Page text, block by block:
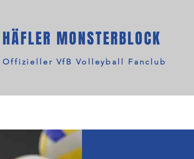
HÄFLER MONSTERBLOCK
Offizieller VfB Volleyball Fanclub